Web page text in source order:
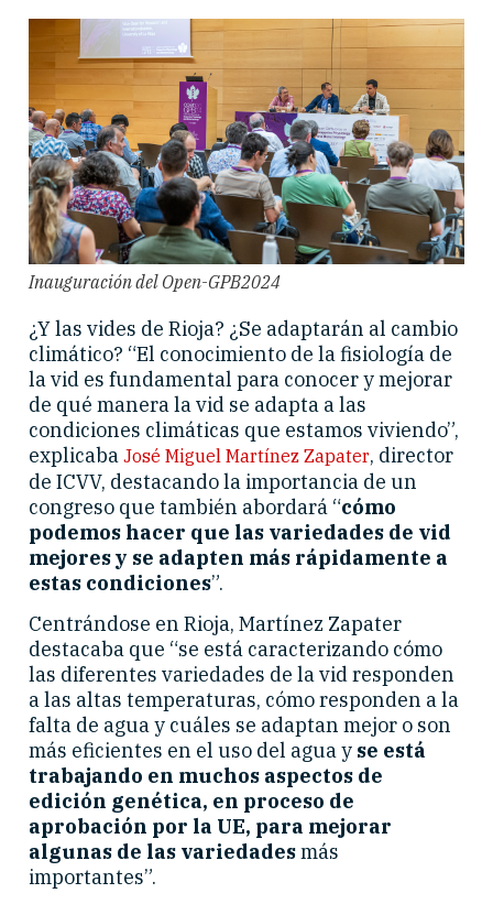
Inauguración del Open-GPB2024
¿Y las vides de Rioja? ¿Se adaptarán al cambio
climático? “El conocimiento de la fisiología de
la vid es fundamental para conocer y mejorar
de qué manera la vid se adapta a las
condiciones climáticas que estamos viviendo”,
explicaba José Miguel Martínez Zapater, director
de ICVV, destacando la importancia de un
congreso que también abordará “cómo
podemos hacer que las variedades de vid
mejores y se adapten más rápidamente a
estas condiciones”.
Centrándose en Rioja, Martínez Zapater
destacaba que “se está caracterizando cómo
las diferentes variedades de la vid responden
a las altas temperaturas, cómo responden a la
falta de agua y cuáles se adaptan mejor o son
más eficientes en el uso del agua y se está
trabajando en muchos aspectos de
edición genética, en proceso de
aprobación por la UE, para mejorar
algunas de las variedadesmás
importantes”.